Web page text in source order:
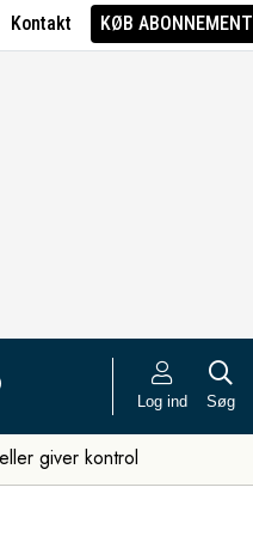
Kontakt KØB ABONNEMENT
Log ind Søg
giver kontrol